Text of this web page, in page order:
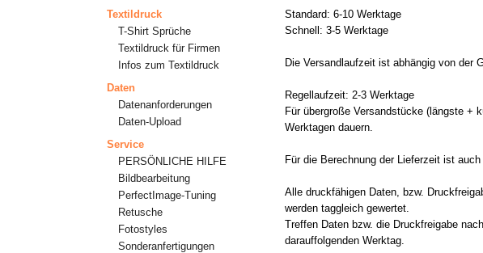
Textildruck
T-Shirt Sprüche
Textildruck für Firmen
Infos zum Textildruck
Daten
Datenanforderungen
Daten-Upload
Service
PERSÖNLICHE HILFE
Bildbearbeitung
PerfectImage-Tuning
Retusche
Fotostyles
Sonderanfertigungen
Standard: 6-10 Werktage
Schnell: 3-5 Werktage
Die Versandlaufzeit ist abhängig von der
Regellaufzeit: 2-3 Werktage
Für übergroße Versandstücke (längste +
Werktagen dauern.
Für die Berechnung der Lieferzeit ist
Alle druckfähigen Daten, bzw.
werden taggleich gewertet.
Treffen Daten bzw. die Druckfreigabe
darauffolgenden Werktag.